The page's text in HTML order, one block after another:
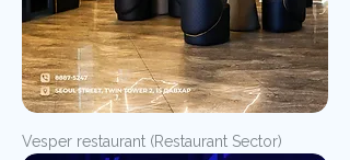
Vesper restaurant (Restaurant Sector)